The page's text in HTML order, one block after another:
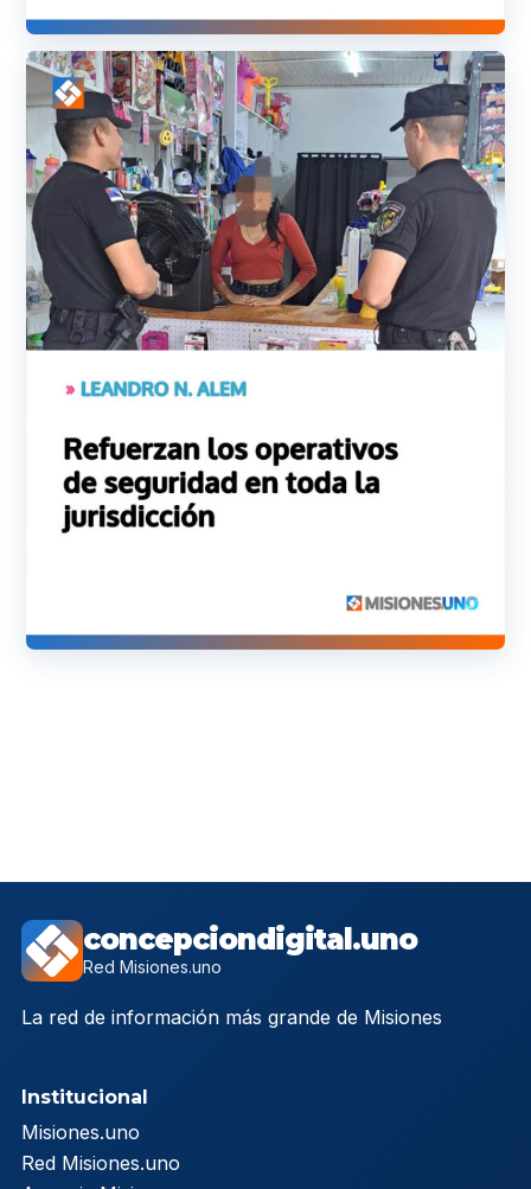
concepciondigital.uno
Red Misiones.uno
La red de información más grande de Misiones
Institucional
Misiones.uno
Red Misiones.uno